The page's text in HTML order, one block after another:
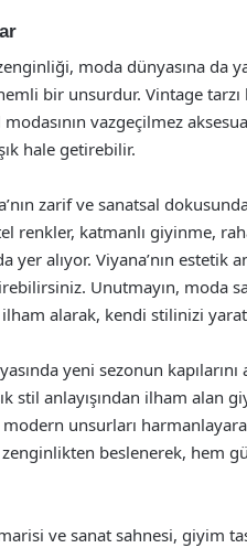
moda dünyasına da
bir unsurdur. Vintage
vazgeçilmez
hale getirebilir.
zarif ve sanatsal
renkler, katmanlı giyinme,
yer alıyor. Viyana’nın estetik
Unutmayın, moda
alarak, kendi stilinizi
yeni sezonun
stil anlayışından ilham
unsurları
beslenerek, hem
ve sanat sahnesi, giyim